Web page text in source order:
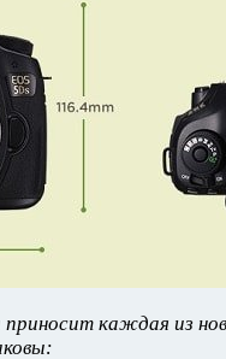
каждая из